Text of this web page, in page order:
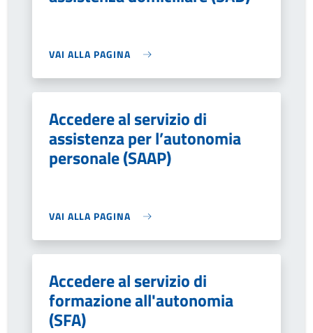
VAI ALLA PAGINA
Accedere al servizio di
assistenza per l’autonomia
personale (SAAP)
VAI ALLA PAGINA
Accedere al servizio di
formazione all'autonomia
(SFA)